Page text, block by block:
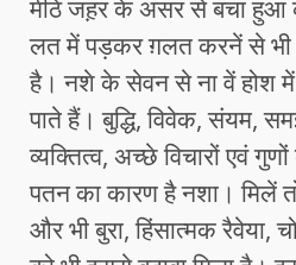
मीठे जह़र के असर से बचा हुआ
लत में पड़कर ग़लत करनें से भी
है। नशे के सेवन से ना वें होश
पाते हैं। बुद्धि, विवेक, संयम,
व्यक्तित्व, अच्छे विचारों एवं
पतन का कारण है नशा। मिलें
और भी बुरा, हिंसात्मक रैवेया,